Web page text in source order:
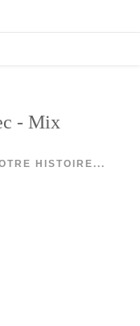
- Mix
HISTOIRE...